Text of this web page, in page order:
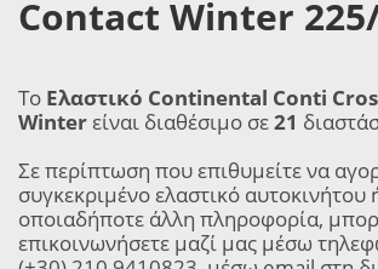
Contact Winter
Το Ελαστικό Continental Conti
Winterείναι διαθέσιμο σε21
Σε περίπτωση που επιθυμείτε να
συγκεκριμένο ελαστικό αυτοκινήτου
οποιαδήποτε άλλη πληροφορία,
επικοινωνήσετε μαζί μας μέσω